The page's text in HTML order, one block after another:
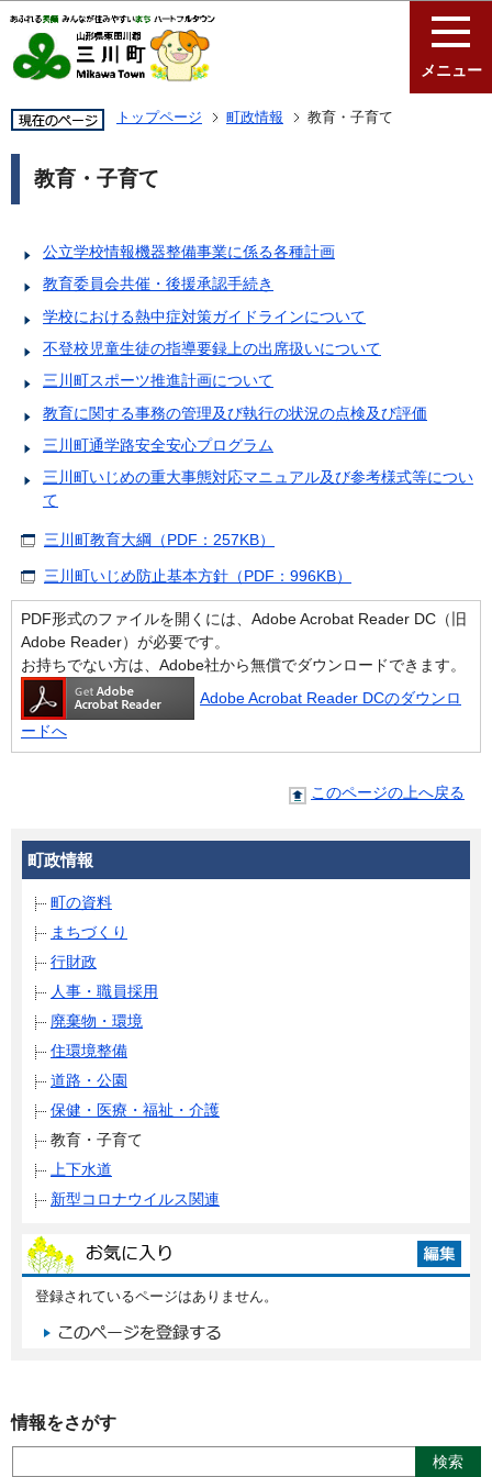
メニュー
トップページ 町政情報 教育・子育て
教育・子育て
公立学校情報機器整備事業に係る各種計画
教育委員会共催・後援承認手続き
学校における熱中症対策ガイドラインについて
不登校児童生徒の指導要録上の出席扱いについて
三川町スポーツ推進計画について
教育に関する事務の管理及び執行の状況の点検及び評価
三川町通学路安全安心プログラム
三川町いじめの重大事態対応マニュアル及び参考様式等につい
て
三川町教育大綱（PDF：257KB）
三川町いじめ防止基本方針（PDF：996KB）
PDF形式のファイルを開くには、Adobe Acrobat Reader DC（旧
Adobe Reader）が必要です。
お持ちでない方は、Adobe社から無償でダウンロードできます。
Adobe Acrobat Reader DCのダウンロ
ードへ
このページの上へ戻る
町政情報
町の資料
まちづくり
行財政
人事・職員採用
廃棄物・環境
住環境整備
道路・公園
保健・医療・福祉・介護
教育・子育て
上下水道
新型コロナウイルス関連
登録されているページはありません。
情報をさがす